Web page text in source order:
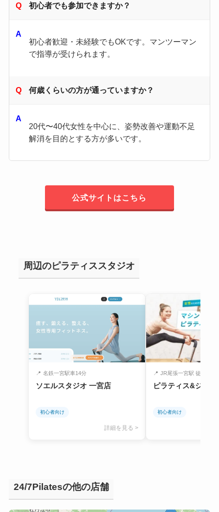
初心者でも参加できますか？
初心者歓迎・未経験でもOKです。マンツーマン
で指導が受けられます。
何歳くらいの方が通っていますか？
20代〜40代女性を中心に、姿勢改善や運動不足
解消を目的とする方が多いです。
公式サイトはこちら
周辺のピラティススタジオ
📍 名鉄一宮駅車14分
ソエルスタジオ 一宮店
初心者向け
詳細を見る >
📍 JR尾張一宮駅 徒歩1分
ピラティス&ジム
初心者向け
24/7Pilatesの他の店舗